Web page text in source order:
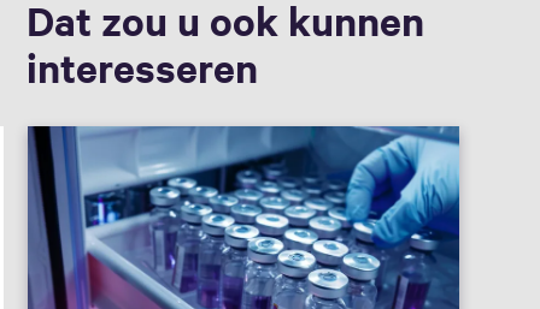
Dat zou u ook kunnen
interesseren